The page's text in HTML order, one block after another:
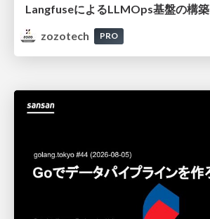
LangfuseによるLLMOps基盤の構
zozotech
PRO